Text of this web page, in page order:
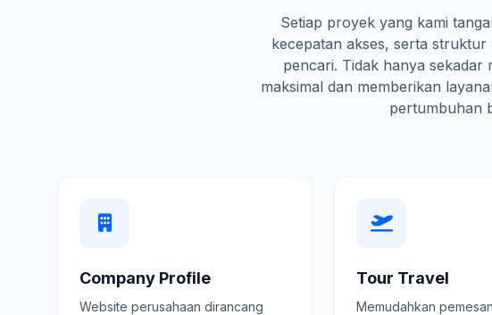
Setiap proyek yang kami
kecepatan akses, serta struktur
pencari. Tidak hanya sekadar
maksimal dan memberikan
pertumbuhan
Company Profile
Website perusahaan dirancang
Tour Travel
Memudahkan